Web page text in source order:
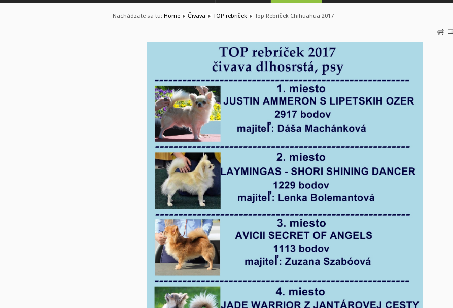
Nachádzate sa tu: Home Čivava TOP rebríček Top Rebríček Chihuahua 2017